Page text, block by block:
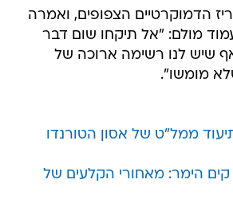
הדמוקרטיים הצפופים, ואמרה
מולם: "אל תיקחו שום דבר
שיש לנו רשימה ארוכה של
מומשו".
ממל"ט של אסון הטורנדו
הימר: מאחורי הקלעים של